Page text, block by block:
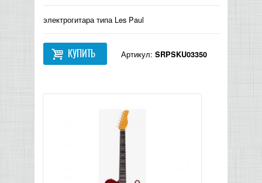
электрогитара типа Les Paul
КУПИТЬ Артикул: SRPSKU03350